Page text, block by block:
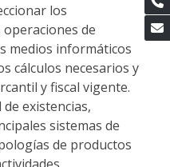
los
de
medios informáticos
cálculos necesarios y
y fiscal vigente. 
existencias,
sistemas de
de productos